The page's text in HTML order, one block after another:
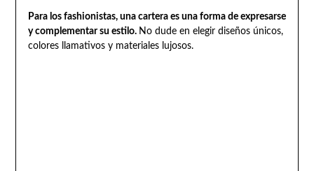
Para los fashionistas, una cartera es una forma de expresarse
y complementar su estilo. No dude en elegir diseños únicos,
colores llamativos y materiales lujosos.